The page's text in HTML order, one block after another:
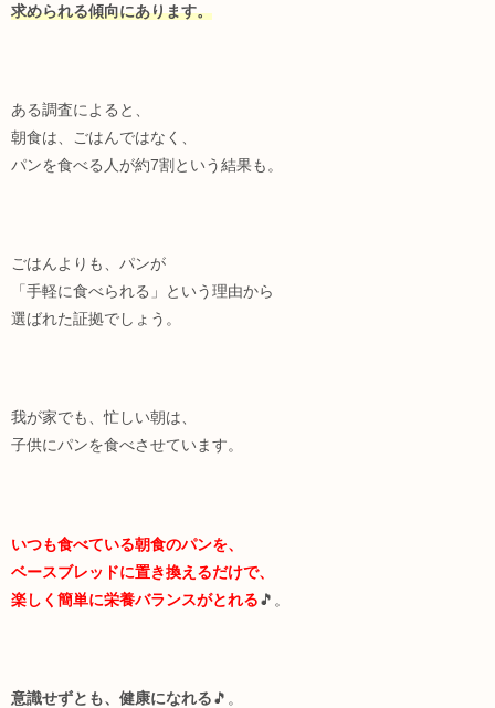
求められる傾向にあります。
ある調査によると、
朝食は、ごはんではなく、
パンを食べる人が約7割という結果も。
ごはんよりも、パンが
「手軽に食べられる」という理由から
選ばれた証拠でしょう。
我が家でも、忙しい朝は、
子供にパンを食べさせています。
いつも食べている朝食のパンを、
ベースブレッドに置き換えるだけで、
楽しく簡単に栄養バランスがとれる🎵。
意識せずとも、健康になれる🎵。